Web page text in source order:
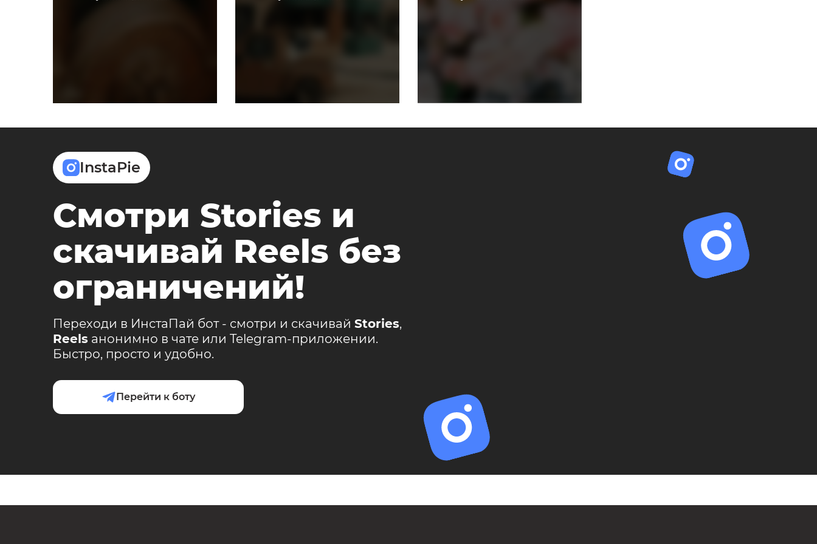
InstaPie
Смотри Stories и
скачивай Reels без
ограничений!
Переходи в ИнстаПай бот - смотри и скачивай Stories,
Reels анонимно в чате или Telegram-приложении.
Быстро, просто и удобно.
Перейти к боту